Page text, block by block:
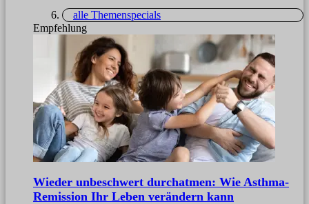
alle Themenspecials
Empfehlung
Wieder unbeschwert durchatmen: Wie Asthma-
Remission Ihr Leben verändern kann